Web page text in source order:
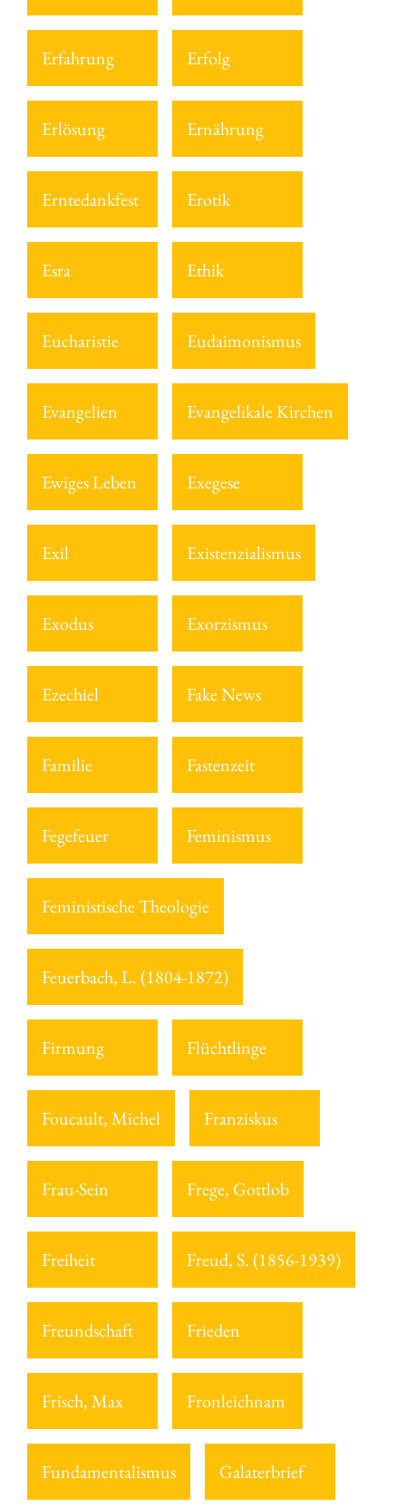
Erfahrung Erfolg
Erlösung Ernährung
Erntedankfest Erotik
Esra Ethik
Eucharistie Eudaimonismus
Evangelien Evangelikale Kirchen
Ewiges Leben Exegese
Exil Existenzialismus
Exodus Exorzismus
Ezechiel Fake News
Familie Fastenzeit
Fegefeuer Feminismus
Feministische Theologie
Feuerbach, L. (1804-1872)
Firmung Flüchtlinge
Foucault, Michel Franziskus
Frau-Sein Frege, Gottlob
Freiheit Freud, S. (1856-1939)
Freundschaft Frieden
Frisch, Max Fronleichnam
Fundamentalismus Galaterbrief